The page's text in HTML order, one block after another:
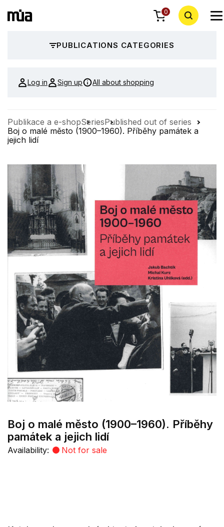
0
PUBLICATIONS CATEGORIES
Log in Sign up All about shopping
Publikace a e-shopSeriesPublished out of series
Boj o malé město (1900–1960). Příběhy památek a
jejich lidí
Boj o malé město (1900–1960). Příběhy
památek a jejich lidí
Availability: Not for sale